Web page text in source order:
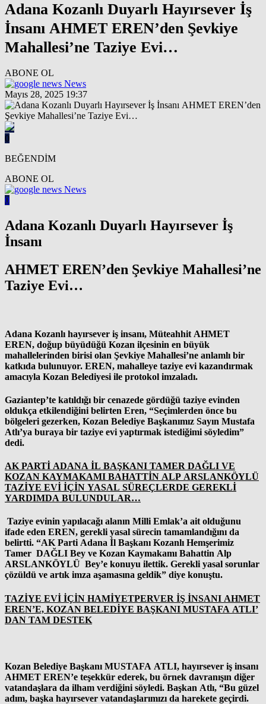
Adana Kozanlı Duyarlı Hayırsever İş
İnsanı AHMET EREN’den Şevkiye
Mahallesi’ne Taziye Evi…
ABONE OL
News
Mayıs 28, 2025 19:37
0
BEĞENDİM
ABONE OL
News
0
Adana Kozanlı Duyarlı Hayırsever İş
İnsanı
AHMET EREN’den Şevkiye Mahallesi’ne
Taziye Evi…
Adana Kozanlı hayırsever iş insanı, Müteahhit AHMET
EREN, doğup büyüdüğü Kozan ilçesinin en büyük
mahallelerinden birisi olan Şevkiye Mahallesi’ne anlamlı bir
katkıda bulunuyor. EREN, mahalleye taziye evi kazandırmak
amacıyla Kozan Belediyesi ile protokol imzaladı.
Gaziantep’te katıldığı bir cenazede gördüğü taziye evinden
oldukça etkilendiğini belirten Eren, “Seçimlerden önce bu
bölgeleri gezerken, Kozan Belediye Başkanımız Sayın Mustafa
Atlı’ya buraya bir taziye evi yaptırmak istediğimi söyledim”
dedi.
AK PARTİ ADANA İL BAŞKANI TAMER DAĞLI VE
KOZAN KAYMAKAMI BAHATTİN ALP ARSLANKÖYLÜ
TAZİYE EVİ İÇİN YASAL SÜREÇLERDE GEREKLİ
YARDIMDA BULUNDULAR…
Taziye evinin yapılacağı alanın Milli Emlak’a ait olduğunu
ifade eden EREN, gerekli yasal sürecin tamamlandığını da
belirtti. “AK Parti Adana İl Başkanı Kozanlı Hemşerimiz
Tamer DAĞLI Bey ve Kozan Kaymakamı Bahattin Alp
ARSLANKÖYLÜ Bey’e konuyu ilettik. Gerekli yasal sorunlar
çözüldü ve artık imza aşamasına geldik” diye konuştu.
TAZİYE EVİ İÇİN HAMİYETPERVER İŞ İNSANI AHMET
EREN’E, KOZAN BELEDİYE BAŞKANI MUSTAFA ATLI’
DAN TAM DESTEK
Kozan Belediye Başkanı MUSTAFA ATLI, hayırsever iş insanı
AHMET EREN’e teşekkür ederek, bu örnek davranışın diğer
vatandaşlara da ilham verdiğini söyledi. Başkan Atlı, “Bu güzel
adım, başka hayırsever vatandaşlarımızı da harekete geçirdi.